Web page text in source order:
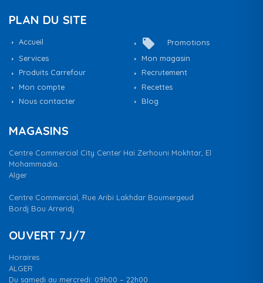
PLAN DU SITE
Accueil local_offer
Promotions
Services
Mon magasin
Produits Carrefour
Recrutement
Mon compte
Recettes
Nous contacter
Blog
MAGASINS
Centre Commercial City Center Haï Zerhouni Mokhtar, El
Mohammadia.
Alger
Centre Commercial, Rue Aribi Lakhdar Boumergeud
Bordj Bou Arreridj
OUVERT 7J/7
Horaires
ALGER
Du samedi au mercredi: 09h00 – 22h00